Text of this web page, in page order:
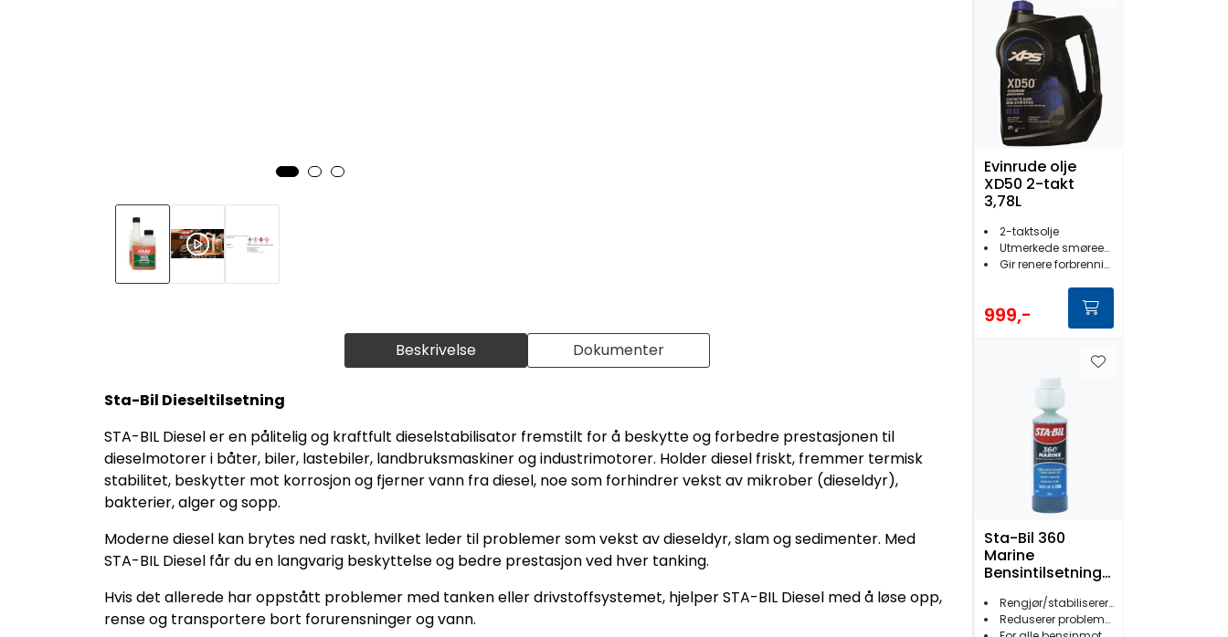
Beskrivelse Dokumenter
Sta-Bil Dieseltilsetning
STA-BIL Diesel er en pålitelig og kraftfult dieselstabilisator fremstilt for å beskytte og forbedre prestasjonen til
dieselmotorer i båter, biler, lastebiler, landbruksmaskiner og industrimotorer. Holder diesel friskt, fremmer termisk
stabilitet, beskytter mot korrosjon og fjerner vann fra diesel, noe som forhindrer vekst av mikrober (dieseldyr),
bakterier, alger og sopp.
Moderne diesel kan brytes ned raskt, hvilket leder til problemer som vekst av dieseldyr, slam og sedimenter. Med
STA-BIL Diesel får du en langvarig beskyttelse og bedre prestasjon ved hver tanking.
Hvis det allerede har oppstått problemer med tanken eller drivstoffsystemet, hjelper STA-BIL Diesel med å løse opp,
rense og transportere bort forurensninger og vann.
Evinrude olje
XD50 2-takt
3,78L
2-taktsolje
Utmerkede smøreegenskaper
Gir renere forbrenning
999,-
Sta-Bil 360
Marine
Bensintilsetning
Rengjør/stabiliserer/hinder vann i drivstoff
Reduserer problemene med E10